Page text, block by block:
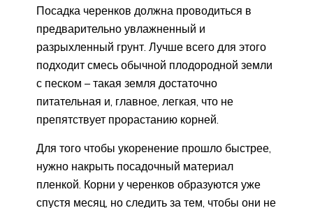
Посадка черенков должна проводиться в
предварительно увлажненный и
разрыхленный грунт. Лучше всего для этого
подходит смесь обычной плодородной земли
с песком – такая земля достаточно
питательная и, главное, легкая, что не
препятствует прорастанию корней.
Для того чтобы укоренение прошло быстрее,
нужно накрыть посадочный материал
пленкой. Корни у черенков образуются уже
спустя месяц, но следить за тем, чтобы они не